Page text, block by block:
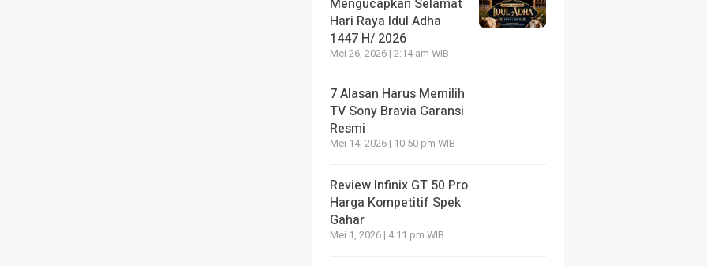
Hari Raya Idul Adha
1447 H/ 2026
Mei 26, 2026 | 2:14 am WIB
7 Alasan Harus Memilih
TV Sony Bravia Garansi
Resmi
Mei 14, 2026 | 10:50 pm WIB
Review Infinix GT 50 Pro
Harga Kompetitif Spek
Gahar
Mei 1, 2026 | 4:11 pm WIB